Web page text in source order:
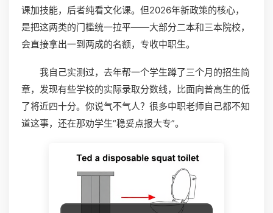
课加技能，后者纯看文化课。但2026年新政策的核心，
是把这两类的门槛统一拉平——大部分二本和三本院校，
会直接拿出一到两成的名额，专收中职生。
我自己实测过，去年帮一个学生蹲了三个月的招生简
章，发现有些学校的实际录取分数线，比面向普高生的低
了将近四十分。你说气不气人？很多中职老师自己都不知
道这事，还在那劝学生“稳妥点报大专”。